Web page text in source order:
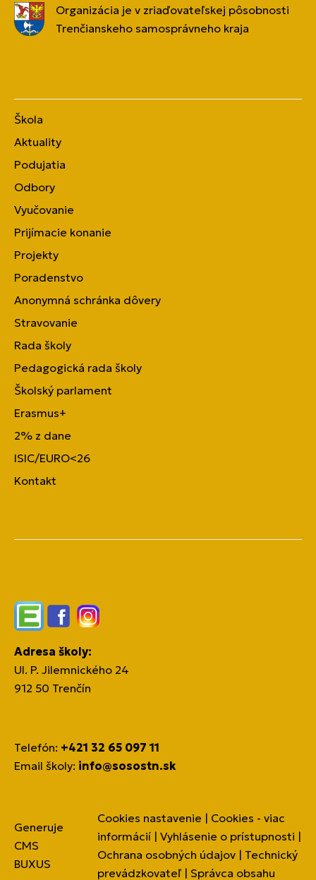
Organizácia je v zriaďovateľskej pôsobnosti
Trenčianskeho samosprávneho kraja
Škola
Aktuality
Podujatia
Odbory
Vyučovanie
Prijímacie konanie
Projekty
Poradenstvo
Anonymná schránka dôvery
Stravovanie
Rada školy
Pedagogická rada školy
Školský parlament
Erasmus+
2% z dane
ISIC/EURO<26
Kontakt
EdupageFacebookInstagram
Adresa školy:
Ul. P. Jilemnického 24
912 50 Trenčín
Telefón: +421 32 65 097 11
Email školy: info@sosostn.sk
Generuje
CMS
BUXUS
Cookies nastavenie | Cookies - viac
informácií | Vyhlásenie o prístupnosti |
Ochrana osobných údajov | Technický
prevádzkovateľ | Správca obsahu